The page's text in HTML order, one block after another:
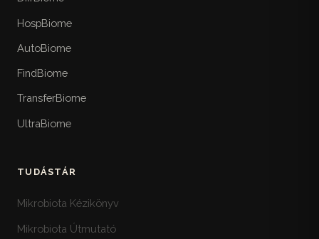
HospBiome
AutoBiome
FindBiome
TransferBiome
UltraBiome
TUDÁSTÁR
Mikrobiota Kézikönyv
Mikrobiota Útmutató